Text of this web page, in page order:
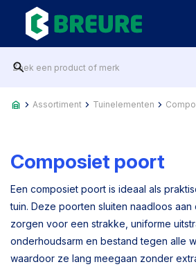
Assortiment Tuinelementen
Composiet poort
Een composiet poort is ideaal als
tuin. Deze poorten sluiten naadloos aan
zorgen voor een strakke, uniforme
onderhoudsarm en bestand tegen alle
waardoor ze lang meegaan zonder